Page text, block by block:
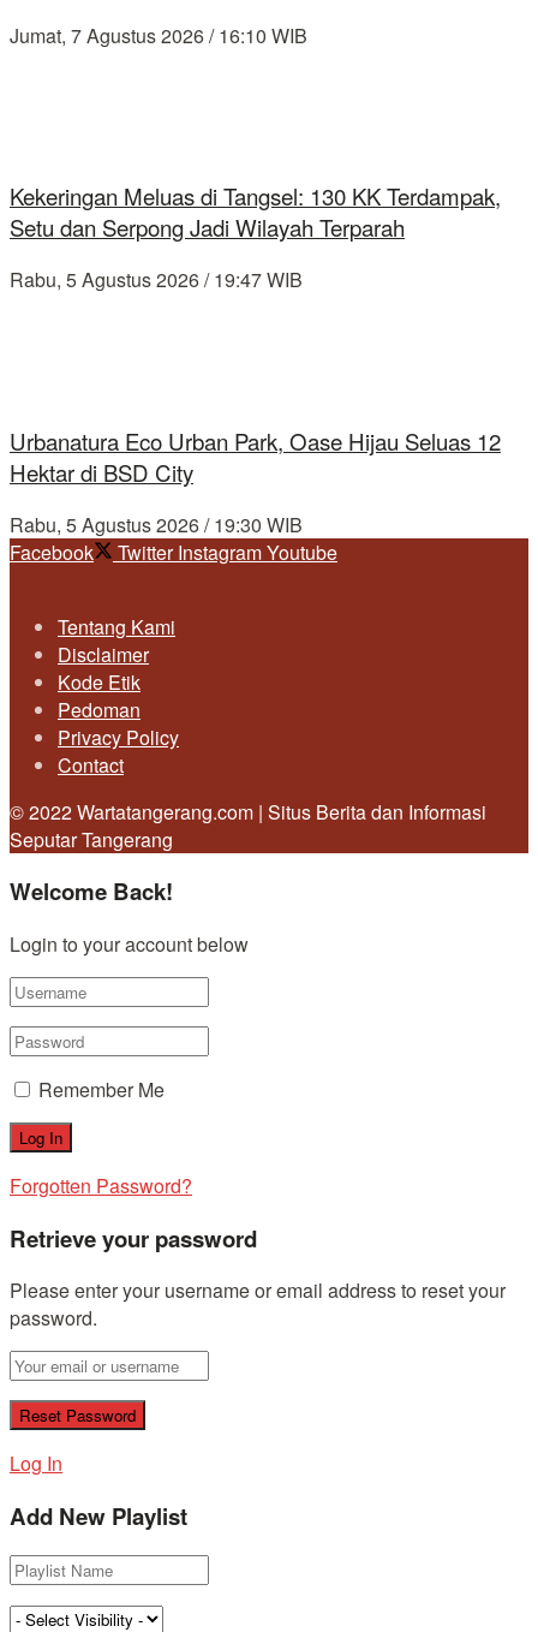
Jumat, 7 Agustus 2026 / 16:10 WIB
Kekeringan Meluas di Tangsel: 130 KK Terdampak,
Setu dan Serpong Jadi Wilayah Terparah
Rabu, 5 Agustus 2026 / 19:47 WIB
Urbanatura Eco Urban Park, Oase Hijau Seluas 12
Hektar di BSD City
Rabu, 5 Agustus 2026 / 19:30 WIB
Facebook
Twitter InstagramYoutube
Tentang Kami
Disclaimer
Kode Etik
Pedoman
Privacy Policy
Contact
© 2022 Wartatangerang.com | Situs Berita dan Informasi
Seputar Tangerang
Welcome Back!
Login to your account below
Remember Me
Forgotten Password?
Retrieve your password
Please enter your username or email address to reset your
password.
Log In
Add New Playlist